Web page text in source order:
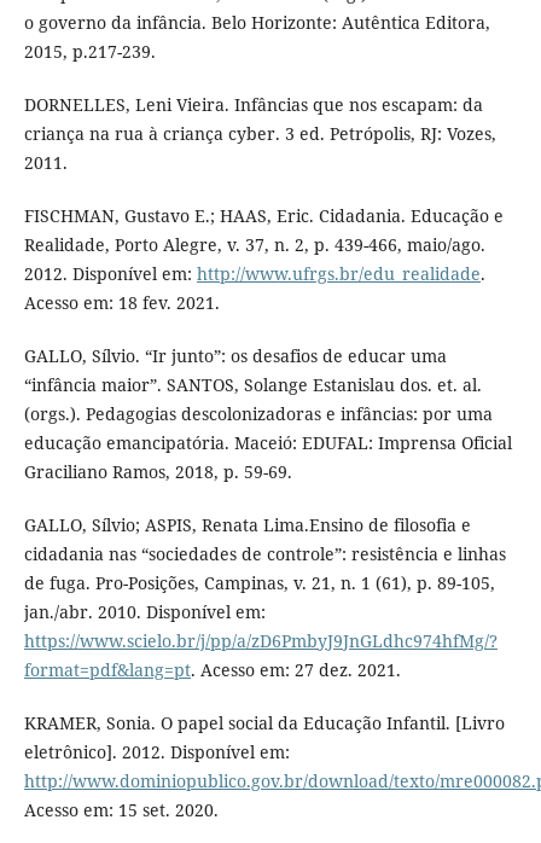
o governo da infância. Belo Horizonte: Autêntica Editora,
2015, p.217-239.
DORNELLES, Leni Vieira. Infâncias que nos escapam: da
criança na rua à criança cyber. 3 ed. Petrópolis, RJ: Vozes,
2011.
FISCHMAN, Gustavo E.; HAAS, Eric. Cidadania. Educação e
Realidade, Porto Alegre, v. 37, n. 2, p. 439-466, maio/ago.
2012. Disponível em: http://www.ufrgs.br/edu_realidade.
Acesso em: 18 fev. 2021.
GALLO, Sílvio. “Ir junto”: os desafios de educar uma
“infância maior”. SANTOS, Solange Estanislau dos. et. al.
(orgs.). Pedagogias descolonizadoras e infâncias: por uma
educação emancipatória. Maceió: EDUFAL: Imprensa Oficial
Graciliano Ramos, 2018, p. 59-69.
GALLO, Sílvio; ASPIS, Renata Lima.Ensino de filosofia e
cidadania nas “sociedades de controle”: resistência e linhas
de fuga. Pro-Posições, Campinas, v. 21, n. 1 (61), p. 89-105,
jan./abr. 2010. Disponível em:
https://www.scielo.br/j/pp/a/zD6PmbyJ9JnGLdhc974hfMg/?
format=pdf&lang=pt. Acesso em: 27 dez. 2021.
KRAMER, Sonia. O papel social da Educação Infantil. [Livro
eletrônico]. 2012. Disponível em:
http://www.dominiopublico.gov.br/download/texto/
Acesso em: 15 set. 2020.